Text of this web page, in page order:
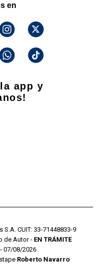
en
app y
S.A. CUIT: 33-71448833-9
de Autor - EN TRÁMITE
07/08/2026
Roberto Navarro